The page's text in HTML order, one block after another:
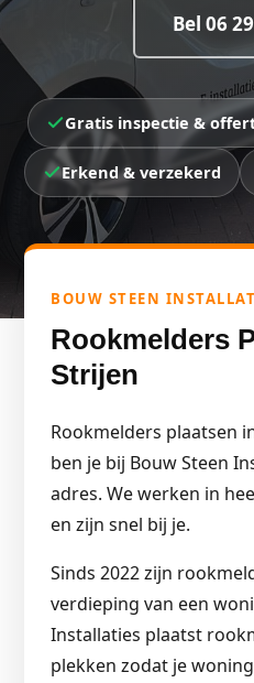
Bel 06
Gratis inspectie &
Erkend & verzekerd
BOUW STEEN
Rookmelders
Strijen
Rookmelders plaatsen
ben je bij Bouw Steen
adres. We werken in
en zijn snel bij je.
Sinds 2022 zijn
verdieping van een
Installaties plaatst
plekken zodat je